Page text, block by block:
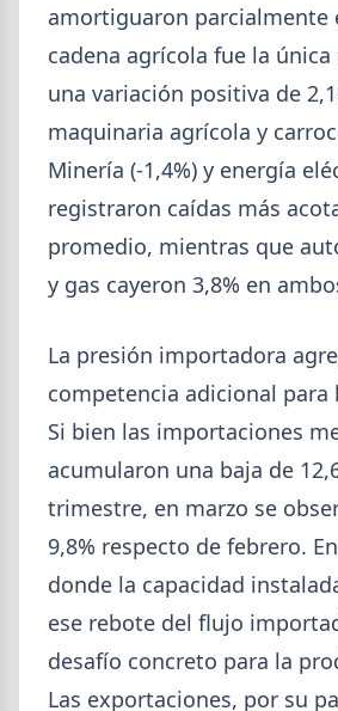
Informe ADIMRA junio
producción metalúrgica
La producción metalúrgica
5,7% en 2026 y la capacidad
uno de los niveles más bajos de la
ACERO
Producción Mundial de
Junio 2026
La producción mundial de acero
155,7 Mt en junio 2026 (+1,7% i.a.),
amortiguaron parcialmente
cadena agrícola fue la
una variación positiva de
maquinaria agrícola y
Minería (-1,4%) y energía
registraron caídas más
promedio, mientras que
y gas cayeron 3,8% en
La presión importadora
competencia adicional
Si bien las importaciones
acumularon una baja de
trimestre, en marzo se
9,8% respecto de febrero.
donde la capacidad
ese rebote del flujo
desafío concreto para la
Las exportaciones, por su